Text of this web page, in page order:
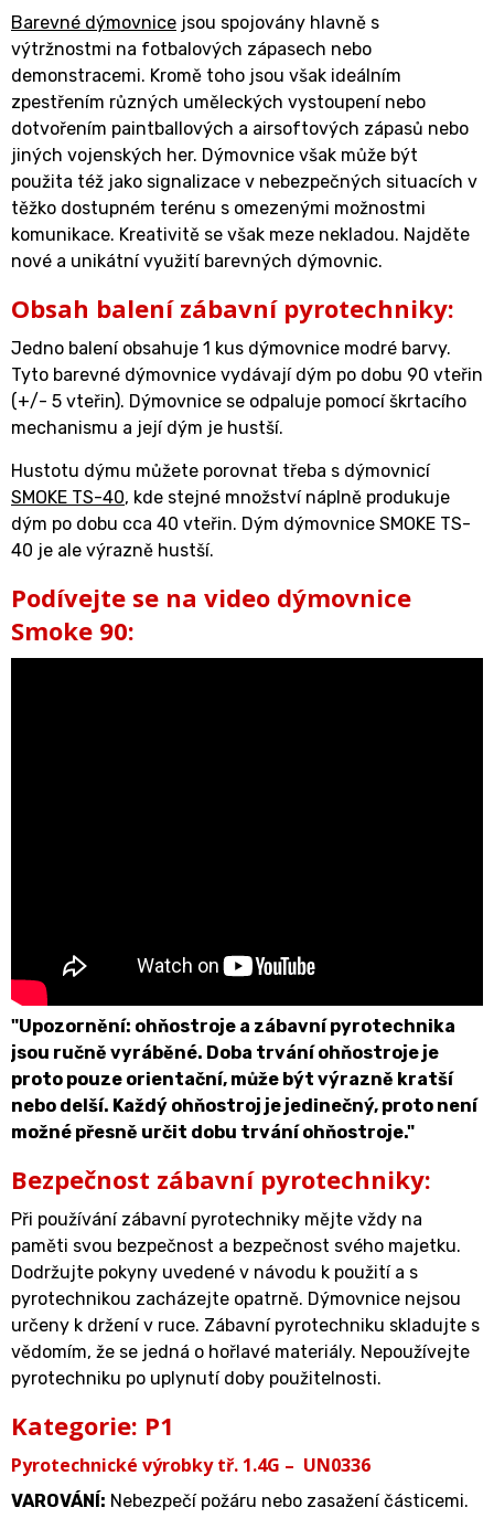
Barevné dýmovnice jsou spojovány hlavně s
výtržnostmi na fotbalových zápasech nebo
demonstracemi. Kromě toho jsou však ideálním
zpestřením různých uměleckých vystoupení nebo
dotvořením paintballových a airsoftových zápasů nebo
jiných vojenských her. Dýmovnice však může být
použita též jako signalizace v nebezpečných situacích v
těžko dostupném terénu s omezenými možnostmi
komunikace. Kreativitě se však meze nekladou. Najděte
nové a unikátní využití barevných dýmovnic.
Obsah balení zábavní pyrotechniky:
Jedno balení obsahuje 1 kus dýmovnice modré barvy.
Tyto barevné dýmovnice vydávají dým po dobu 90 vteřin
(+/- 5 vteřin). Dýmovnice se odpaluje pomocí škrtacího
mechanismu a její dým je hustší.
Hustotu dýmu můžete porovnat třeba s dýmovnicí
SMOKE TS-40, kde stejné množství náplně produkuje
dým po dobu cca 40 vteřin. Dým dýmovnice SMOKE TS-
40 je ale výrazně hustší.
Podívejte se na video dýmovnice
Smoke 90:
"Upozornění: ohňostroje a zábavní pyrotechnika
jsou ručně vyráběné. Doba trvání ohňostroje je
proto pouze orientační, může být výrazně kratší
nebo delší. Každý ohňostroj je jedinečný, proto není
možné přesně určit dobu trvání ohňostroje."
Bezpečnost zábavní pyrotechniky:
Při používání zábavní pyrotechniky mějte vždy na
paměti svou bezpečnost a bezpečnost svého majetku.
Dodržujte pokyny uvedené v návodu k použití a s
pyrotechnikou zacházejte opatrně. Dýmovnice nejsou
určeny k držení v ruce. Zábavní pyrotechniku skladujte s
vědomím, že se jedná o hořlavé materiály. Nepoužívejte
pyrotechniku po uplynutí doby použitelnosti.
Kategorie: P1
Pyrotechnické výrobky tř. 1.4G – UN0336
VAROVÁNÍ: Nebezpečí požáru nebo zasažení částicemi.